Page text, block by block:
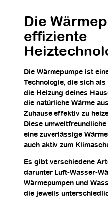
Die
effiziente
Die Wärmepumpe ist
Technologie, die sich
die Heizung deines
die natürliche Wärme
Zuhause effektiv zu
Diese
eine zuverlässige
auch aktiv zum
Es gibt verschiedene
darunter Luft-Wasser-
Wärmepumpen und
die jeweils